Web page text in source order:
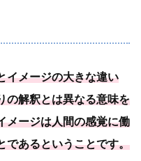
イメージの大きな違い
の解釈とは異なる意味を
メージは人間の感覚に働
であるということです。